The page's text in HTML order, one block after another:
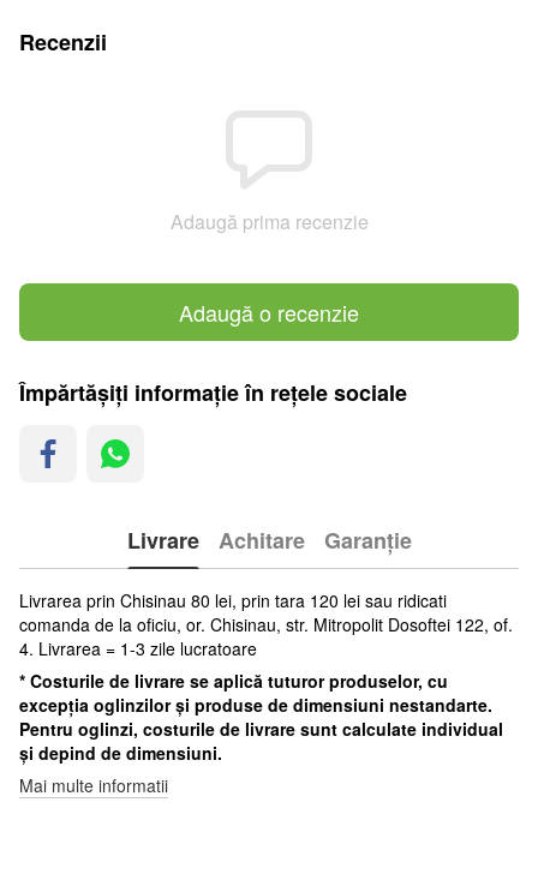
Recenzii
Adaugă prima recenzie
Adaugă o recenzie
Împărtășiți informație în rețele sociale
Livrare Achitare Garanție
Livrarea prin Chisinau 80 lei, prin tara 120 lei sau ridicati
comanda de la oficiu, or. Chisinau, str. Mitropolit Dosoftei 122, of.
4. Livrarea = 1-3 zile lucratoare
* Costurile de livrare se aplică tuturor produselor, cu
excepția oglinzilor și produse de dimensiuni nestandarte.
Pentru oglinzi, costurile de livrare sunt calculate individual
și depind de dimensiuni.
Mai multe informatii